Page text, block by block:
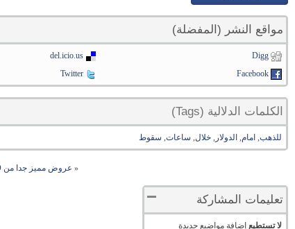
مواقع النشر (المفضلة)
Digg
del.icio.us
Facebook
Twitter
الكلمات الدلالية (Tags)
للذهب, امام, الدولار ,خلال, ساعات, سقوط
« عروض مميز جدا من FXDD لعيد الاضحى المبارك
تعليمات المشاركة
لا تستطيع إضافة مواضيع جديدة